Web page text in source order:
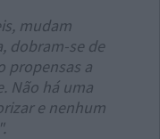
mudam
dobram-se de
propensas a
Não há uma
e nenhum